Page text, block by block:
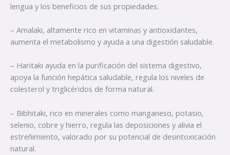
lengua y los beneficios de sus propiedades.
– Amalaki, altamente rico en vitaminas y antioxidantes,
aumenta el metabolismo y ayuda a una digestión saludable.
– Haritaki ayuda en la purificación del sistema digestivo,
apoya la función hepática saludable, regula los niveles de
colesterol y triglicéridos de forma natural.
– Bibhitaki, rico en minerales como manganeso, potasio,
selenio, cobre y hierro, regula las deposiciones y alivia el
estreñimiento, valorado por su potencial de desintoxicación
natural.